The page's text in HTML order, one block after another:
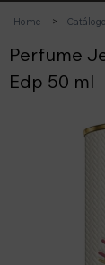
Home Catálogo
Perfume
Edp 50 ml